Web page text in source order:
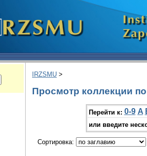
IRZSMU >
Просмотр коллекции
Перейти к: 0-9 A
или введите
Сортировка: